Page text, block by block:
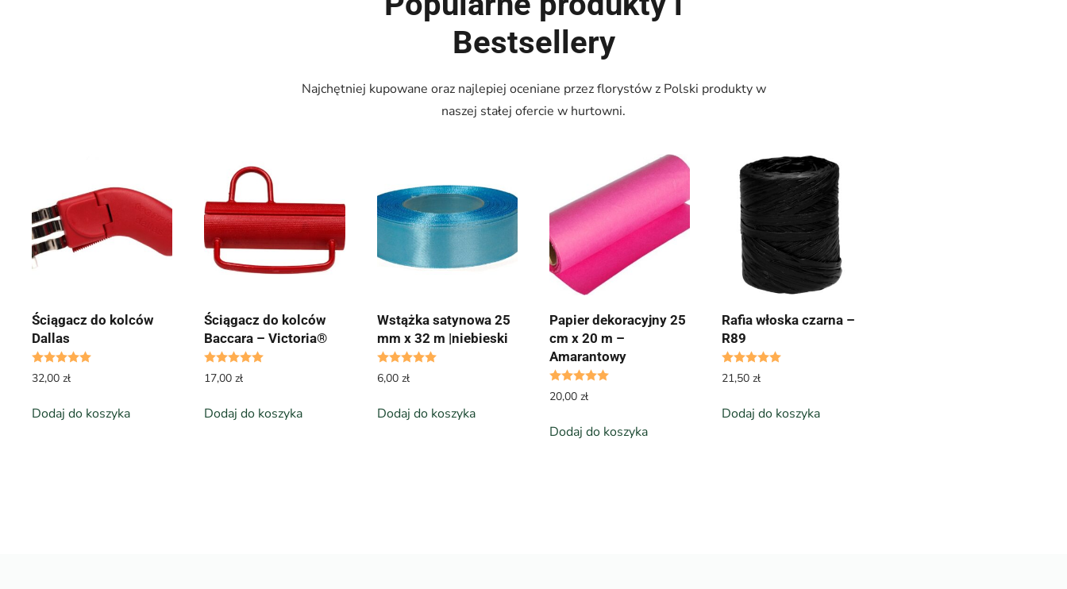
Bestsellery
Najchętniej kupowane oraz najlepiej oceniane przez florystów z Polski produkty w
naszej stałej ofercie w hurtowni.
Ściągacz do kolców
Dallas
32,00 zł
Dodaj do koszyka
Ściągacz do kolców
Baccara – Victoria®
17,00zł
Dodaj do koszyka
Wstążka satynowa 25
mm x 32 m |niebieski
Oceniono
6,00 zł
Dodaj do koszyka
Papier dekoracyjny 25
cm x 20 m –
Amarantowy
Oceniono
20,00 zł
Dodaj do koszyka
Rafia włoska czarna –
R89
21,50zł
Dodaj do koszyka